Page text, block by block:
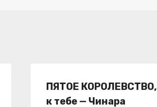
ПЯТОЕ КОРОЛЕВСТВО,
к тебе — Чинара